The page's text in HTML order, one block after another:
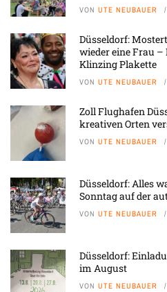
VON UTE NEUBAUER
Düsseldorf:
wieder eine Frau
Klinzing Plakette
VON UTE NEUBAUER
Zoll Flughafen
kreativen Orten
VON UTE NEUBAUER
Düsseldorf: Alles
Sonntag auf der
VON UTE NEUBAUER
Düsseldorf:
im August
VON UTE NEUBAUER